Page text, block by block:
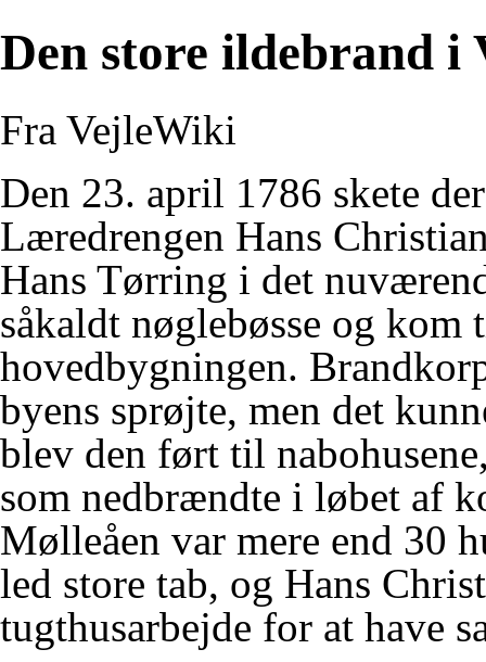
Den store ildebrand i
Fra VejleWiki
Den 23. april 1786 skete
Læredrengen Hans
Hans Tørring i det
såkaldt nøglebøsse og
hovedbygningen.
byens sprøjte, men det
blev den ført til
som nedbrændte i løbet af
Mølleåen var mere end 30
led store tab, og Hans
tugthusarbejde for at have